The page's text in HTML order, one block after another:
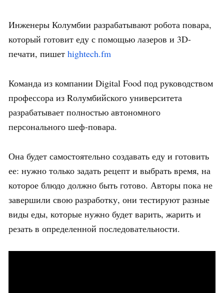
Инженеры Колумбии разрабатывают робота повара,
который готовит еду с помощью лазеров и 3D-
печати, пишет hightech.fm
Команда из компании Digital Food под руководством
профессора из Rолумбийского университета
разрабатывает полностью автономного
персонального шеф-повара.
Она будет самостоятельно создавать еду и готовить
ее: нужно только задать рецепт и выбрать время, на
которое блюдо должно быть готово. Авторы пока не
завершили свою разработку, они тестируют разные
виды еды, которые нужно будет варить, жарить и
резать в определенной последовательности.